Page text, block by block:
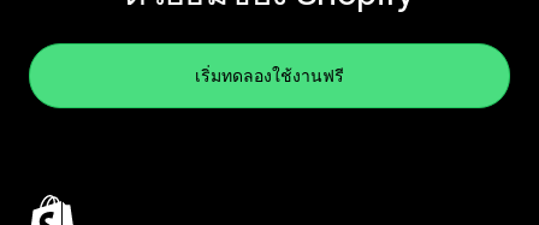
เริ่มทดลองใช้งานฟรี